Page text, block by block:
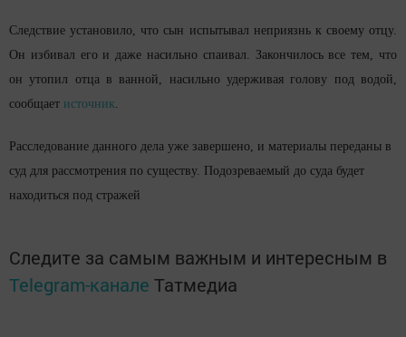
Следствие установило, что сын испытывал неприязнь к своему отцу.
Он избивал его и даже насильно спаивал. Закончилось все тем, что
он утопил отца в ванной, насильно удерживая голову под водой,
сообщает источник
Расследование данного дела уже завершено, и материалы переданы в
суд для рассмотрения по существу. Подозреваемый до суда будет
находиться под стражей
Следите за самым важным и интересным в
Telegram-канале Татмедиа